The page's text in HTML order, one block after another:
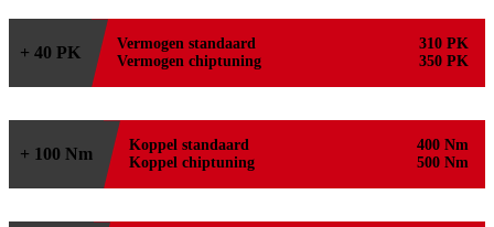
+ 40 PK Vermogen standaard
310 PK
Vermogen chiptuning
350 PK
+ 100 Nm Koppel standaard
400 Nm
Koppel chiptuning
500 Nm